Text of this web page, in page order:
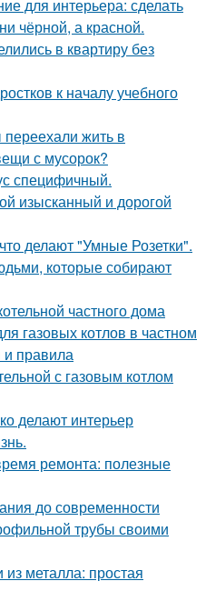
для интерьера: сделать
чёрной, а красной.
в квартиру без
к началу учебного
жить в
с мусорок?
специфичный.
изысканный и дорогой
делают "Умные Розетки".
которые собирают
частного дома
газовых котлов в частном
правила
с газовым котлом
делают интерьер
ремонта: полезные
до современности
трубы своими
металла: простая